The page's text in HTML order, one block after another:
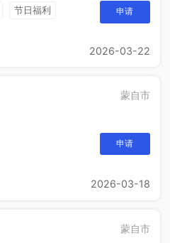
节日福利
申请
2026-03-22
蒙自市
申请
2026-03-18
蒙自市